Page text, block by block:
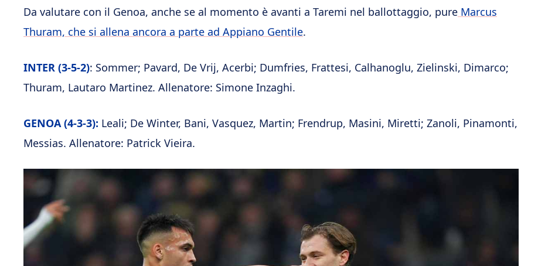
Da valutare con il Genoa, anche se al momento è avanti a Taremi nel ballottaggio, pure Marcus
Thuram, che si allena ancora a parte ad Appiano Gentile.
INTER (3-5-2): Sommer; Pavard, De Vrij, Acerbi; Dumfries, Frattesi, Calhanoglu, Zielinski, Dimarco;
Thuram, Lautaro Martinez. Allenatore: Simone Inzaghi.
GENOA (4-3-3): Leali; De Winter, Bani, Vasquez, Martin; Frendrup, Masini, Miretti; Zanoli, Pinamonti,
Messias. Allenatore: Patrick Vieira.